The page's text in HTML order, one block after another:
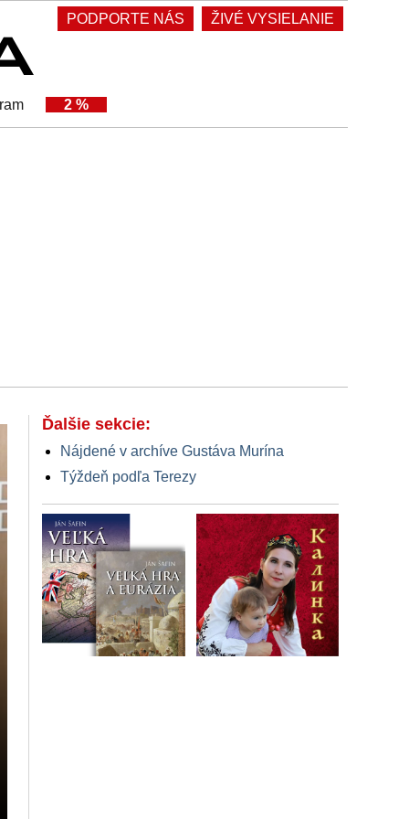
PODPORTE NÁS ŽIVÉ VYSIELANIE
2 %
Ďalšie sekcie:
Nájdené v archíve Gustáva Murína
Týždeň podľa Terezy